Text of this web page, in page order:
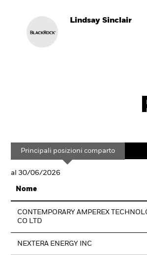
Lindsay Sinclair
Principali posizioni comparto
al 30/06/2026
Nome
CONTEMPORARY AMPEREX
CO LTD
NEXTERA ENERGY INC